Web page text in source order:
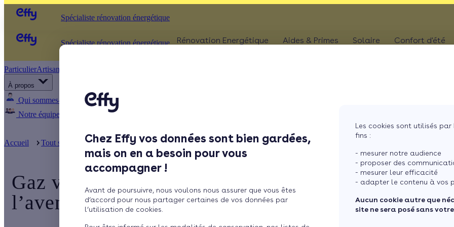
Chez Effy vos données sont bien gardées,
mais on en a besoin pour vous
accompagner !
Avant de poursuivre, nous voulons nous assurer que vous êtes
d’accord pour nous partager certaines de vos données par
l’utilisation de cookies.
Les cookies sont utilisés
fins :
- mesurer notre audience
- proposer des
- mesurer leur efficacité
- adapter le contenu à vos
Aucun cookie autre que
site ne sera posé sans
ParticulierArtisan / installateur
À propos
Qui sommes-nous ? Pourquoi Effy ?
Notre équipe
Rejoignez-nous
Spécialiste rénovation énergétique Rénovation Energétique
Sols
Chaudière
Dépannage chauffage
Aides & Primes
Aides chauffe-eau
thermodynamique
Solaire
Batterie panneaux
Confort d'été
Pergola
Store
Spécialiste rénovation énergétique
Accueil Tout savoir sur la rénovation énergétique de ... Gaz vert : un combustible écologique qui a de ...
Gaz vert : un combustible écologique qui a de
l’avenir